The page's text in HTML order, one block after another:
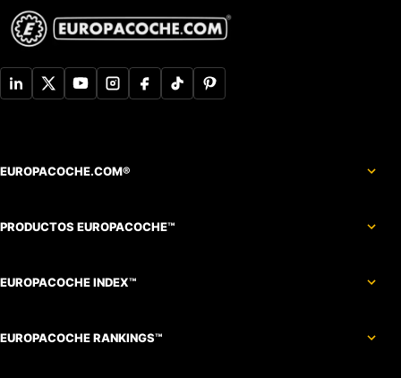
EUROPACOCHE.COM®
PRODUCTOS EUROPACOCHE™
EUROPACOCHE INDEX™
EUROPACOCHE RANKINGS™